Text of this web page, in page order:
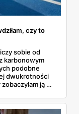
czy to
sobie od
karbonowym
podobne
dwukrotności
ją w
przybywa
co